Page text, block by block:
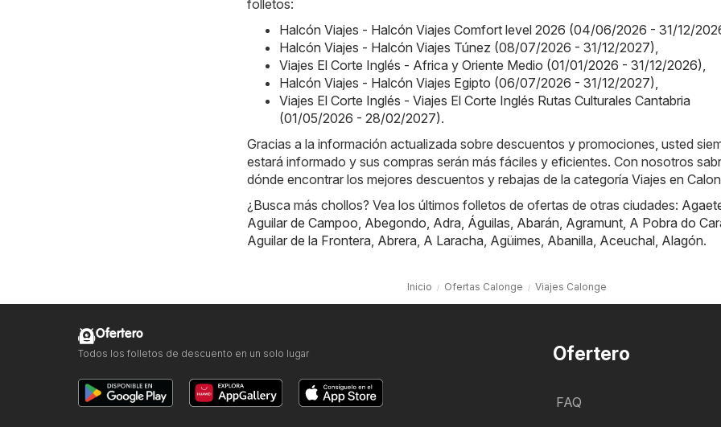
folletos:
Halcón Viajes - Halcón Viajes Comfort level 2026 (04/06/2026 - 31/12/
Halcón Viajes - Halcón Viajes Túnez (08/07/2026 - 31/12/2027),
Viajes El Corte Inglés - Africa y Oriente Medio (01/01/2026 - 31/12/2026),
Halcón Viajes - Halcón Viajes Egipto (06/07/2026 - 31/12/2027),
Viajes El Corte Inglés - Viajes El Corte Inglés Rutas Culturales Cantabria
(01/05/2026 - 28/02/2027).
Gracias a la información actualizada sobre descuentos y promociones, usted
estará informado y sus compras serán más fáciles y eficientes. Con nosotros
dónde encontrar los mejores descuentos y rebajas de la categoría Viajes en
¿Busca más chollos? Vea los últimos folletos de ofertas de otras ciudades:
Aguilar de Campoo, Abegondo, Adra, Águilas, Abarán, Agramunt, A Pobra do
Aguilar de la Frontera, Abrera, A Laracha, Agüimes, Abanilla, Aceuchal, Alagón.
Inicio Ofertas Calonge Viajes Calonge
Ofertero
FAQ
Ofertero
Todos los folletos de descuento en un solo lugar